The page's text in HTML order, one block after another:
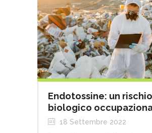
Endotossine: un rischio
biologico
18 Settembre 2022